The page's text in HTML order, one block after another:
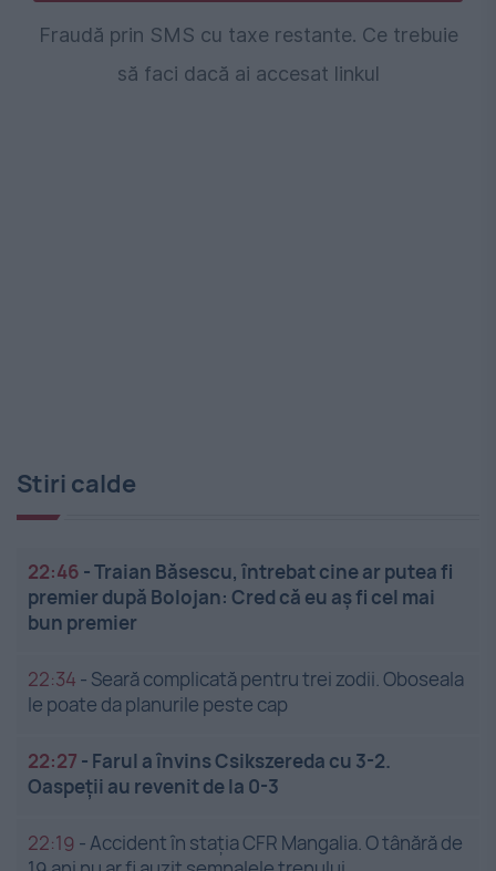
Fraudă prin SMS cu taxe restante. Ce trebuie
să faci dacă ai accesat linkul
Stiri calde
22:46 -Traian Băsescu, întrebat cine ar putea fi
premier după Bolojan: Cred că eu aș fi cel mai
bun premier
22:34 - Seară complicată pentru trei zodii. Oboseala
le poate da planurile peste cap
22:27 - Farul a învins Csikszereda cu 3-2.
Oaspeții au revenit de la 0-3
22:19 -Accident în stația CFR Mangalia. O tânără de